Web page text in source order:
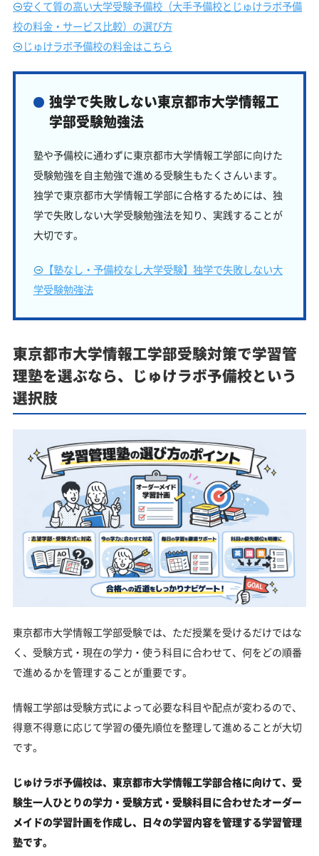
安くて質の高い大学受験予備校（大手予備校とじゅけラボ予備
校の料金・サービス比較）の選び方
じゅけラボ予備校の料金はこちら
独学で失敗しない東京都市大学情報工
学部受験勉強法
塾や予備校に通わずに東京都市大学情報工学部に向けた
受験勉強を自主勉強で進める受験生もたくさんいます。
独学で東京都市大学情報工学部に合格するためには、独
学で失敗しない大学受験勉強法を知り、実践することが
大切です。
【塾なし・予備校なし大学受験】独学で失敗しない大
学受験勉強法
東京都市大学情報工学部受験対策で学習管
理塾を選ぶなら、じゅけラボ予備校という
選択肢
東京都市大学情報工学部受験では、ただ授業を受けるだけではな
く、受験方式・現在の学力・使う科目に合わせて、何をどの順番
で進めるかを管理することが重要です。
情報工学部は受験方式によって必要な科目や配点が変わるので、
得意不得意に応じて学習の優先順位を整理して進めることが大切
です。
じゅけラボ予備校は、東京都市大学情報工学部合格に向けて、受
験生一人ひとりの学力・受験方式・受験科目に合わせたオーダー
メイドの学習計画を作成し、日々の学習内容を管理する学習管理
塾です。